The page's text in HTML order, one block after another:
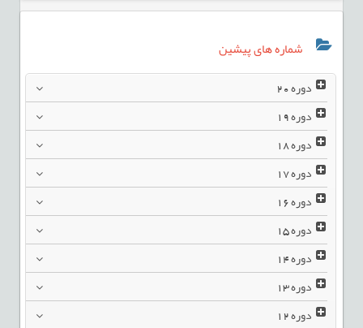
شماره های پیشین
دوره20
دوره19
دوره18
دوره17
دوره16
دوره15
دوره14
دوره13
دوره12